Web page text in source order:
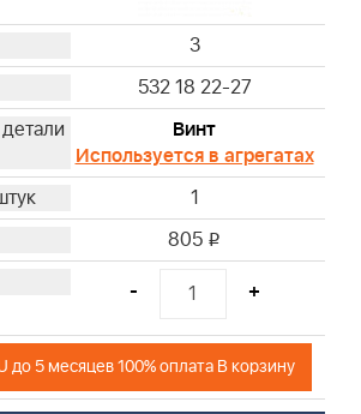
3
532 18 22-27
Винт
Используется в агрегатах
1
805 i
- +
до 5 месяцев 100% оплата В корзину